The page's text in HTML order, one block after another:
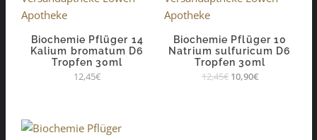
Biochemie Pflüger 14
Kalium bromatum D6
Tropfen 30ml
12,45€
Biochemie Pflüger 10
Natrium sulfuricum D6
Tropfen 30ml
12,45€ 10,90€